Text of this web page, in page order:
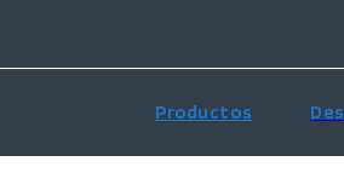
Productos